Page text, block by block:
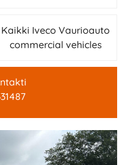
Kaikki Iveco Vaurioauto
commercial vehicles